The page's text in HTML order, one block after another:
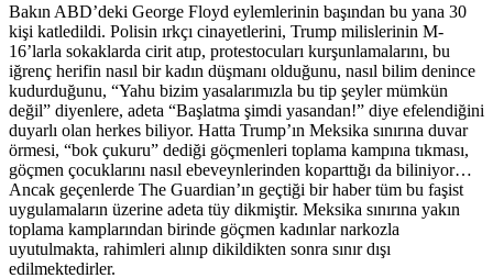
Bakın ABD’deki George Floyd eylemlerinin başından bu yana 30
kişi katledildi. Polisin ırkçı cinayetlerini, Trump milislerinin M-
16’larla sokaklarda cirit atıp, protestocuları kurşunlamalarını, bu
iğrenç herifin nasıl bir kadın düşmanı olduğunu, nasıl bilim denince
kudurduğunu, “Yahu bizim yasalarımızla bu tip şeyler mümkün
değil” diyenlere, adeta “Başlatma şimdi yasandan!” diye efelendiğini
duyarlı olan herkes biliyor. Hatta Trump’ın Meksika sınırına duvar
örmesi, “bok çukuru” dediği göçmenleri toplama kampına tıkması,
göçmen çocuklarını nasıl ebeveynlerinden koparttığı da biliniyor…
Ancak geçenlerde The Guardian’ın geçtiği bir haber tüm bu faşist
uygulamaların üzerine adeta tüy dikmiştir. Meksika sınırına yakın
toplama kamplarından birinde göçmen kadınlar narkozla
uyutulmakta, rahimleri alınıp dikildikten sonra sınır dışı
edilmektedirler.